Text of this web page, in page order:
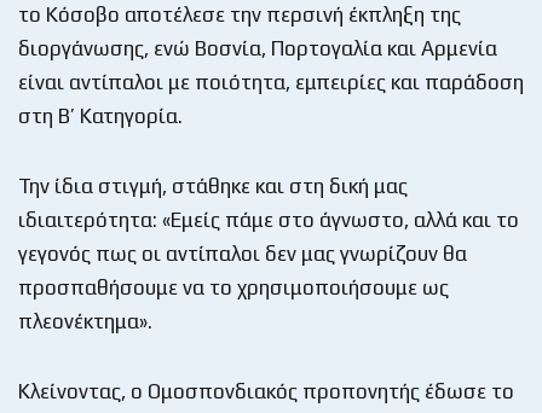
το Κόσοβο αποτέλεσε την περσινή έκπληξη της
διοργάνωσης, ενώ Βοσνία, Πορτογαλία και Αρμενία
είναι αντίπαλοι με ποιότητα, εμπειρίες και παράδοση
στη Β’ Κατηγορία.
Την ίδια στιγμή, στάθηκε και στη δική μας
ιδιαιτερότητα: «Εμείς πάμε στο άγνωστο, αλλά και το
γεγονός πως οι αντίπαλοι δεν μας γνωρίζουν θα
προσπαθήσουμε να το χρησιμοποιήσουμε ως
πλεονέκτημα».
Κλείνοντας, ο Ομοσπονδιακός προπονητής έδωσε το